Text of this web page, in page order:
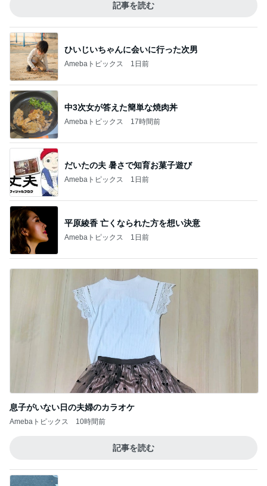
記事を読む
ひいじいちゃんに会いに行った次男
Amebaトピックス 1日前
中3次女が答えた簡単な焼肉丼
Amebaトピックス 17時間前
だいたの夫 暑さで知育お菓子遊び
Amebaトピックス 1日前
平原綾香 亡くなられた方を想い決意
Amebaトピックス 1日前
息子がいない日の夫婦のカラオケ
Amebaトピックス 10時間前
記事を読む